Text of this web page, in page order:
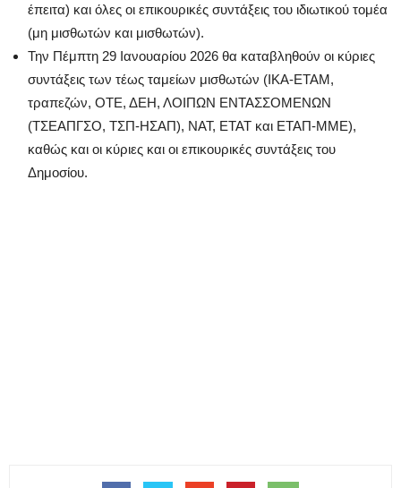
έπειτα) και όλες οι επικουρικές συντάξεις του ιδιωτικού τομέα
(μη μισθωτών και μισθωτών).
Την Πέμπτη 29 Ιανουαρίου 2026 θα καταβληθούν οι κύριες
συντάξεις των τέως ταμείων μισθωτών (ΙΚΑ-ΕΤΑΜ,
τραπεζών, ΟΤΕ, ΔΕΗ, ΛΟΙΠΩΝ ΕΝΤΑΣΣΟΜΕΝΩΝ
(ΤΣΕΑΠΓΣΟ, ΤΣΠ-ΗΣΑΠ), ΝΑΤ, ΕΤΑΤ και ΕΤΑΠ-ΜΜΕ),
καθώς και οι κύριες και οι επικουρικές συντάξεις του
Δημοσίου.